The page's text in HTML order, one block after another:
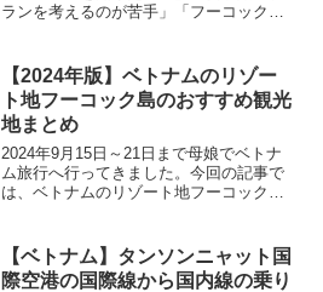
ランを考えるのが苦手」「フーコック島
2024年9月15日～21日の5泊6日でベトナ
ム・フーコック...
【2024年版】ベトナムのリゾー
ト地フーコック島のおすすめ観光
地まとめ
2024年9月15日～21日まで母娘でベトナ
ム旅行へ行ってきました。今回の記事で
は、ベトナムのリゾート地フーコック島
いるベトナムのリゾート地です。ベトナ
ム本土のダ...
【ベトナム】タンソンニャット国
際空港の国際線から国内線の乗り